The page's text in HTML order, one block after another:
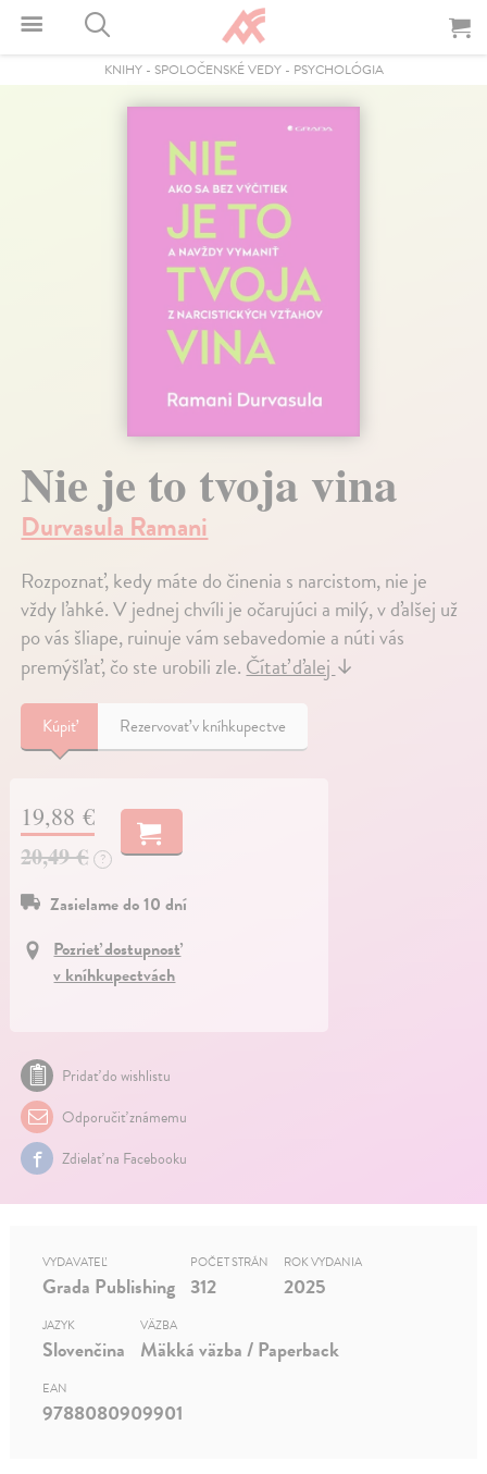
KNIHY- SPOLOČENSKÉ VEDY- PSYCHOLÓGIA
Nie je to tvoja vina
Durvasula Ramani
Rozpoznať, kedy máte do činenia s narcistom, nie je
vždy ľahké. V jednej chvíli je očarujúci a milý, v ďalšej už
po vás šliape, ruinuje vám sebavedomie a núti vás
premýšľať, čo ste urobili zle.Čítať ďalej↓
Kúpiť Rezervovať v kníhkupectve
19,88 €
20,49 € ?
Zasielame do 10 dní
Pozrieť dostupnosť
v kníhkupectvách
Pridať do wishlistu
Odporučiť známemu
Zdielať na Facebooku
VYDAVATEĽ
Grada Publishing
POČET STRÁN
312
ROK VYDANIA
2025
JAZYK
Slovenčina
VÄZBA
Mäkká väzba / Paperback
EAN
9788080909901